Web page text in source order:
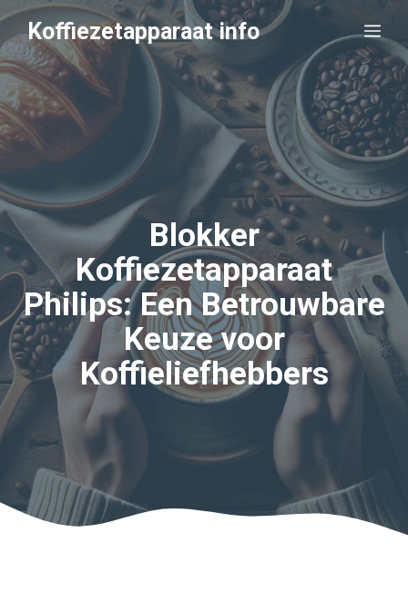
Ga
naar
de
inhoud
Koffiezetapparaat info
Blokker
Koffiezetapparaat
Philips: Een Betrouwbare
Keuze voor
Koffieliefhebbers